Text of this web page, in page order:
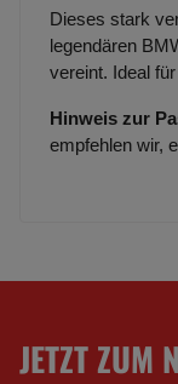
Dieses stark
legendären
vereint. Ideal
Hinweis zur
empfehlen wir,
JETZT ZUM